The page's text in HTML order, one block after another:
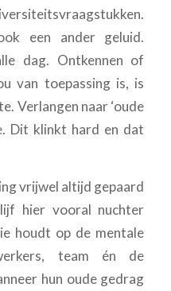
een ander geluid.
dag. Ontkennen of
van toepassing is, is
Verlangen naar ‘oude
Dit klinkt hard en dat
vrijwel altijd gepaard
hier vooral nuchter
houdt op de mentale
team én de
hun oude gedrag